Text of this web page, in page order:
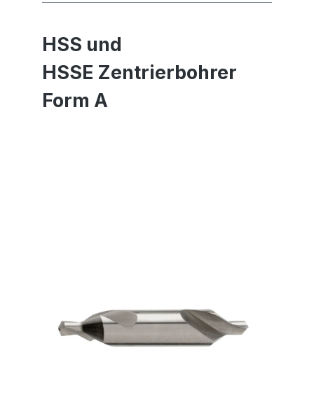
HSS und
HSSE Zentrierbohrer
Form A